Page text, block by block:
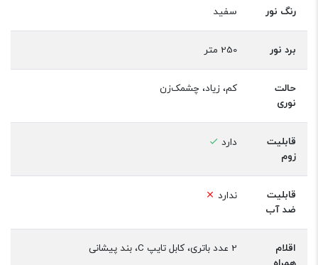
رنگ نور سفید
برد نور 250 متر
حالت
نوری
کم، زیاد، چشمک‌زن
قابلیت
زوم
دارد
قابلیت
ضد آب
ندارد
اقلام
2 عدد باتری، کابل تایپ C، بند پیشانی